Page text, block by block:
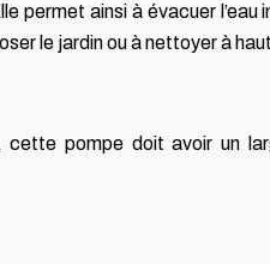
permet ainsi à évacuer
le jardin ou à nettoyer à
pompe doit avoir un